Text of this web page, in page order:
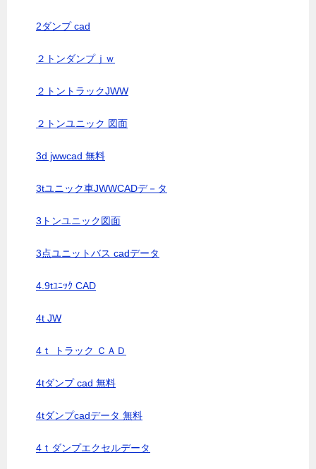
2ダンプ cad
２トンダンプｊｗ
２トントラックJWW
２トンユニック 図面
3d jwwcad 無料
3tユニック車JWWCADデ－タ
3トンユニック図面
3点ユニットバス cadデータ
4.9tﾕﾆｯｸ CAD
4t JW
4ｔ トラック ＣＡＤ
4tダンプ cad 無料
4tダンプcadデータ 無料
4ｔダンプエクセルデータ